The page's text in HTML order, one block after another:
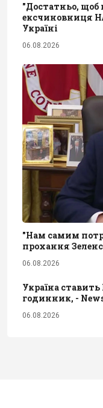
"Достатньо, щоб
ексчиновниця
Україні
06.08.2026
"Нам самим
прохання
06.08.2026
Україна
годинник, -
06.08.2026